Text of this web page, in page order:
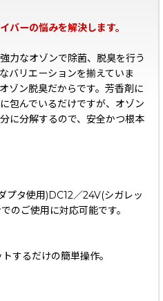
バーの悩みを解決します。
力なオゾンで除菌、脱臭を行う
バリエーションを揃えていま
ゾン脱臭だからです。芳香剤に
包んでいるだけですが、オゾン
に分解するので、安全かつ根本
タ使用)DC12／24V(シガレッ
のご使用に対応可能です。
するだけの簡単操作。